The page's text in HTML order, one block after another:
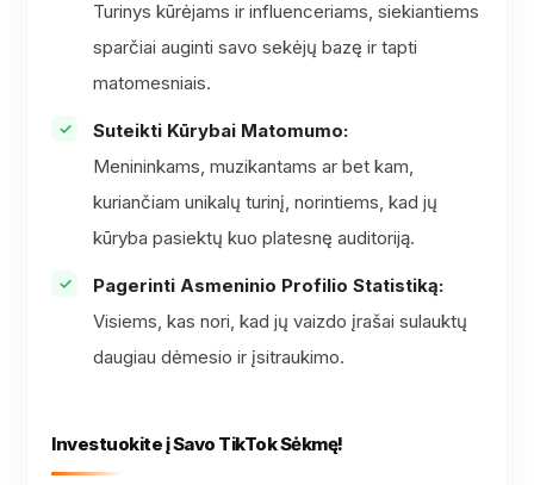
Turinys kūrėjams ir influenceriams, siekiantiems
sparčiai auginti savo sekėjų bazę ir tapti
matomesniais.
Suteikti Kūrybai Matomumo:
Menininkams, muzikantams ar bet kam,
kuriančiam unikalų turinį, norintiems, kad jų
kūryba pasiektų kuo platesnę auditoriją.
Pagerinti Asmeninio Profilio Statistiką:
Visiems, kas nori, kad jų vaizdo įrašai sulauktų
daugiau dėmesio ir įsitraukimo.
Investuokite į Savo TikTok Sėkmę!